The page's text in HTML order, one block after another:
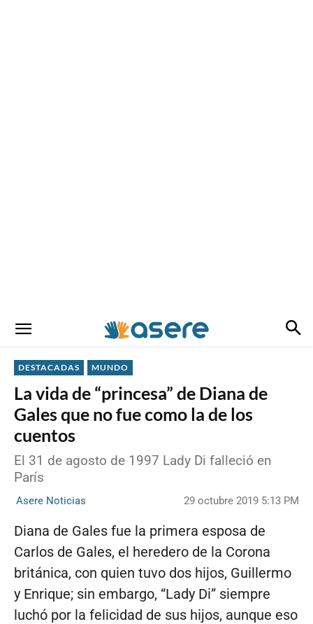
DESTACADAS MUNDO
La vida de “princesa” de Diana de
Gales que no fue como la de los
cuentos
El 31 de agosto de 1997 Lady Di falleció en
París
Asere Noticias 29 octubre 2019 5:13 PM
Diana de Gales fue la primera esposa de
Carlos de Gales, el heredero de la Corona
británica, con quien tuvo dos hijos, Guillermo
y Enrique; sin embargo, “Lady Di” siempre
luchó por la felicidad de sus hijos, aunque eso